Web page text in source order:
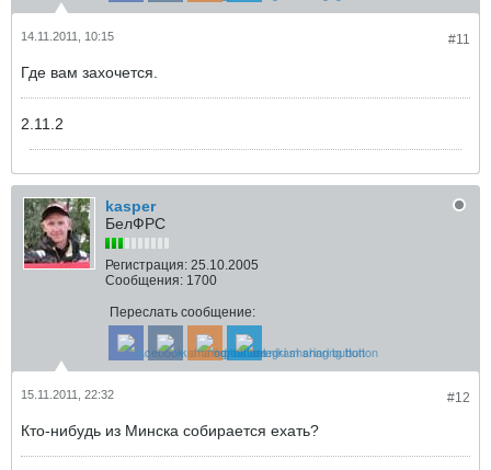
#11
14.11.2011, 10:15
Где вам захочется.
2.11.2
kasper
БелФРС
Регистрация: 25.10.2005
Сообщения: 1700
Переслать сообщение:
#12
15.11.2011, 22:32
Кто-нибудь из Минска собирается ехать?